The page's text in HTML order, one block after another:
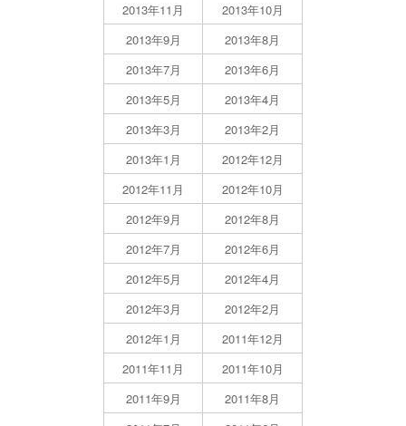
2013年11月
2013年10月
2013年9月
2013年8月
2013年7月
2013年6月
2013年5月
2013年4月
2013年3月
2013年2月
2013年1月
2012年12月
2012年11月
2012年10月
2012年9月
2012年8月
2012年7月
2012年6月
2012年5月
2012年4月
2012年3月
2012年2月
2012年1月
2011年12月
2011年11月
2011年10月
2011年9月
2011年8月